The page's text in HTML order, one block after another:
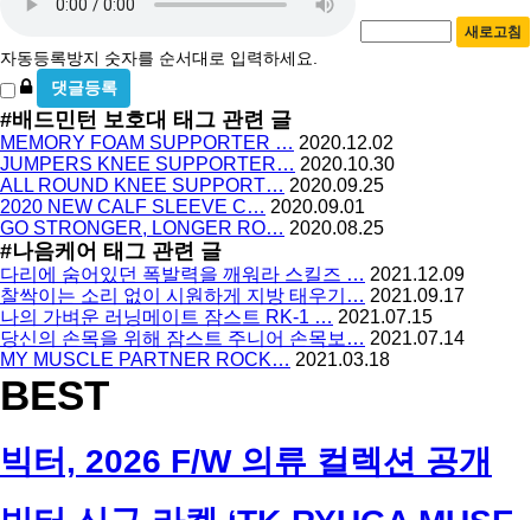
수
록
방
지
새로고침
자동등록방지 숫자를 순서대로 입력하세요.
비
밀
글
사
용
#배드민턴 보호대 태그 관련 글
MEMORY FOAM SUPPORTER … 2020.12.02
JUMPERS KNEE SUPPORTER… 2020.10.30
ALL ROUND KNEE SUPPORT… 2020.09.25
2020 NEW CALF SLEEVE C… 2020.09.01
GO STRONGER, LONGER RO… 2020.08.25
#나음케어 태그 관련 글
다리에 숨어있던 폭발력을 깨워라 스킬즈 … 2021.12.09
찰싹이는 소리 없이 시원하게 지방 태우기… 2021.09.17
나의 가벼운 러닝메이트 잠스트 RK-1 … 2021.07.15
당신의 손목을 위해 잠스트 주니어 손목보… 2021.07.14
MY MUSCLE PARTNER ROCK… 2021.03.18
BEST
빅터, 2026 F/W 의류 컬렉션 공개